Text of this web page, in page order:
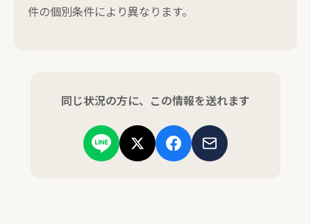
件の個別条件により異なります。
同じ状況の方に、この情報を送れます